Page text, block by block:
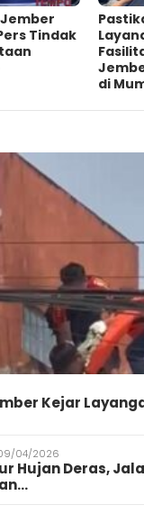
Tindak
di
Kejar
04/2026
Hujan Deras,